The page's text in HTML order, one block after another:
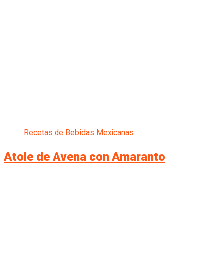
Recetas de Bebidas Mexicanas
Atole de Avena con Amaranto